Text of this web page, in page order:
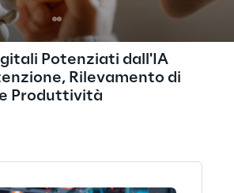
Potenziati dall'IA
Rilevamento di
Produttività